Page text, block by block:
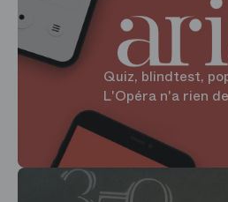
Quiz, blindtest,
L'Opéra n'a rien